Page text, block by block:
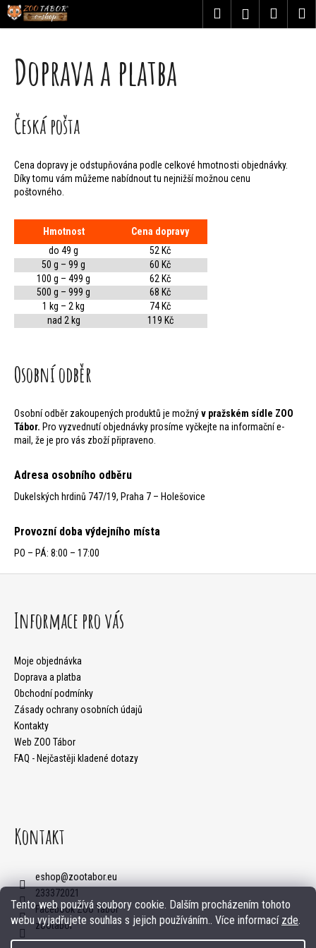
Tento web používá soubory cookie. Dalším procházením tohoto
webu vyjadřujete souhlas s jejich používáním.. Více informací zde.
Přejít
na
obsah
HledatPřihlášení
Doprava a platba
Česká pošta
Cena dopravy je odstupňována podle celkové hmotnosti objednávky.
Díky tomu vám můžeme nabídnout tu nejnižší možnou cenu
poštovného.
Hmotnost
Cena dopravy
do 49 g
52 Kč
50 g – 99 g
60 Kč
100 g – 499 g
62 Kč
500 g – 999 g
68 Kč
1 kg – 2 kg
74 Kč
nad 2 kg
119 Kč
Osobní odběr
Osobní odběr zakoupených produktů je možnýv pražském sídle ZOO
Tábor. Pro vyzvednutí objednávky prosíme vyčkejte na informační e-
mail, že je pro vás zboží připraveno.
Adresa osobního odběru
Dukelských hrdinů 747/19, Praha 7 – Holešovice
Provozní doba výdejního místa
PO – PÁ: 8:00 – 17:00
K
o
C
o
p
o
t
ř
e
b
u
j
t
e
n
a
j
t
?
D
o
u
u
j
e
Informace pro vás
Moje objednávka
Doprava a platba
Obchodní podmínky
Zásady ochrany osobních údajů
Kontakty
Web ZOO Tábor
FAQ - Nejčastěji kladené dotazy
Kontakt
eshop@zootabor.eu
233372021
Facebook ZOO Tábor
zootabor